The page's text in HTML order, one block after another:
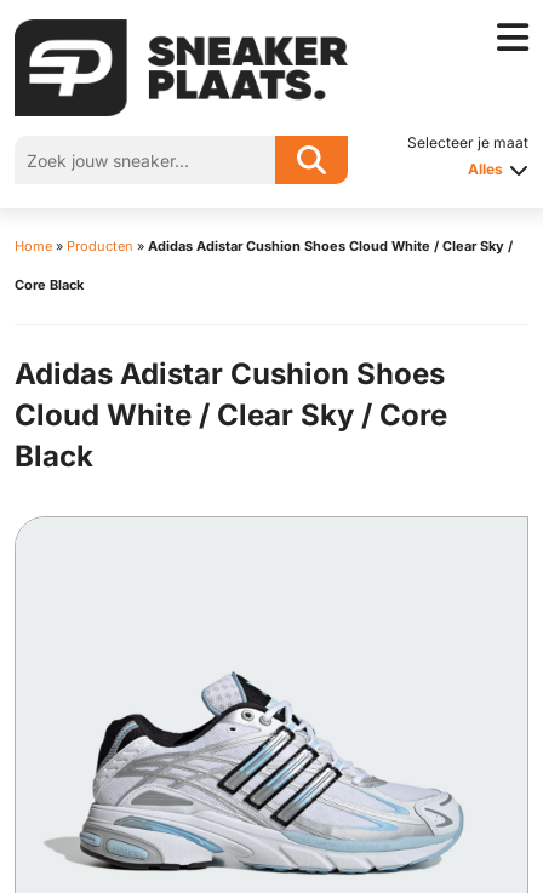
Selecteer je maat
Alles
Home » Producten » Adidas Adistar Cushion Shoes Cloud White / Clear Sky /
Core Black
Adidas Adistar Cushion Shoes
Cloud White / Clear Sky / Core
Black